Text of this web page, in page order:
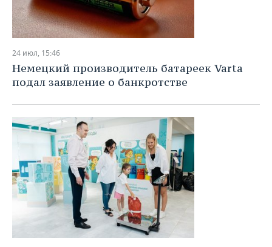
24 июл, 15:46
Немецкий производитель батареек Varta
подал заявление о банкротстве